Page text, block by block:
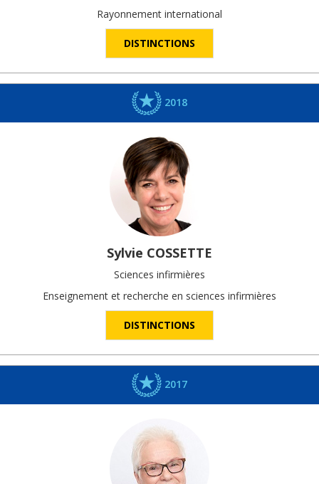
Rayonnement international
DISTINCTIONS
2018
Sylvie COSSETTE
Sciences infirmières
Enseignement et recherche en sciences infirmières
DISTINCTIONS
2017